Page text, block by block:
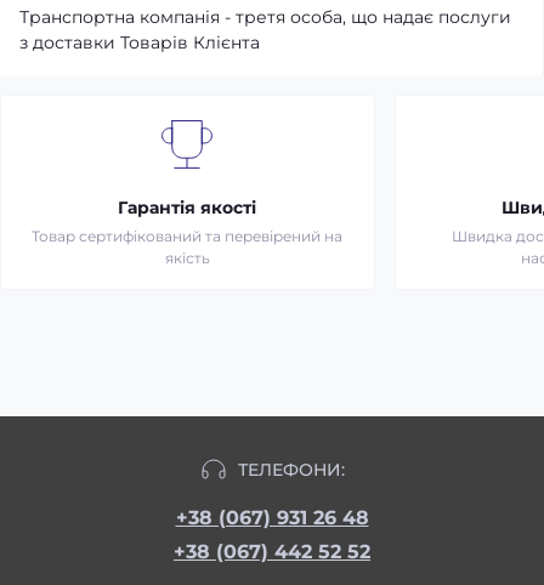
Транспортна компанія - третя особа, що надає послуги
з доставки Товарів Клієнта
Гарантія якості
Товар сертифікований та перевірений на
якість
Швидка
ТЕЛЕФОНИ:
+38 (067) 931 26 48
+38 (067) 442 52 52